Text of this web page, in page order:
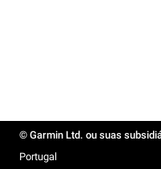
© Garmin Ltd. ou suas
Portugal